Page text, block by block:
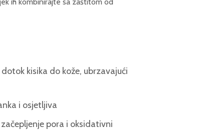
kisika do kože, ubrzavajući
i osjetljiva
pora i oksidativni